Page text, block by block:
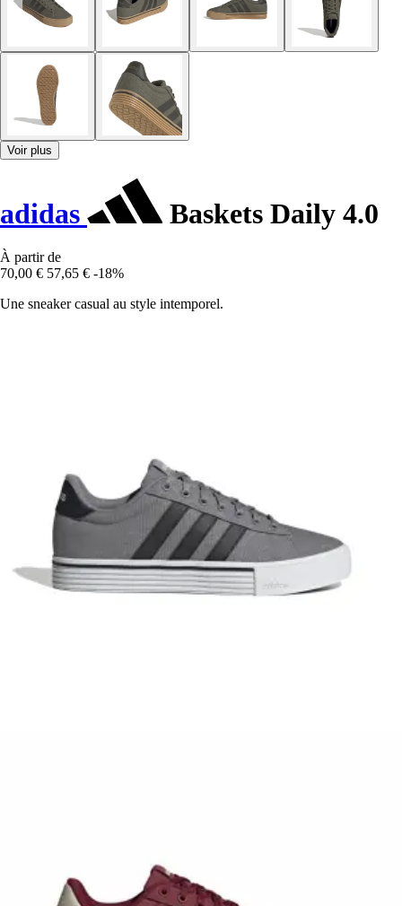
Voir plus
adidas Baskets Daily 4.0
À partir de
70,00 € 57,65 € -18%
Une sneaker casual au style intemporel.